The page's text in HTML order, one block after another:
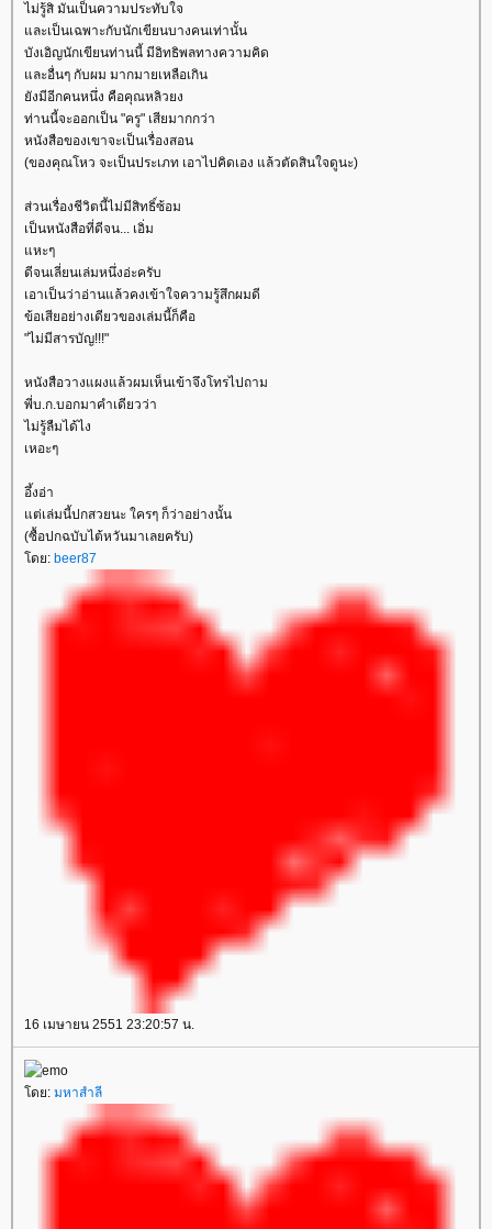
ไม่รู้สิ มันเป็นความประทับใจ
ละเป็นเฉพาะกับนักเขียนบางคนเท่านั้น
บังเอิญนักเขียนท่านนี้ มีอิทธิพลทางความคิด
ละอื่นๆ กับผม มากมายเหลือเกิน
ังมีอีกคนหนึ่ง คือคุณหลิวยง
ท่านนี้จะออกเป็น "ครู" เสียมากกว่า
หนังสือของเขาจะเป็นเรื่องสอน
(ของคุณโหว จะเป็นประเภท เอาไปคิดเอง แล้วตัดสินใจดูนะ)
ส่วนเรื่องชีวิตนี้ไม่มีสิทธิ์ซ้อม
เป็นหนังสือที่ดีจน... เอิ่ม
หะๆ
ดีจนเลี่ยนเล่มหนึ่งอ่ะครับ
เอาเป็นว่าอ่านแล้วคงเข้าใจความรู้สึกผมดี
ข้อเสียอย่างเดียวของเล่มนี้ก็คือ
"ไม่มีสารบัญ!!!"
หนังสือวางแผงแล้วผมเห็นเข้าจึงโทรไปถาม
พี่บ.ก.บอกมาคำเดียวว่า
ไม่รู้ลืมได้ไง
เหอะๆ
อึ้งอ่า
ต่เล่มนี้ปกสวยนะ ใครๆ ก็ว่าอย่างนั้น
(ซื้อปกฉบับไต้หวันมาเลยครับ)
ดย: beer87
16 เมษายน 2551 23:20:57 น.
ดย: มหาสำลี